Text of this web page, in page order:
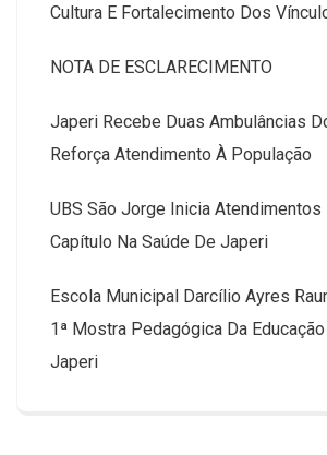
Cultura E Fortalecimento Dos
NOTA DE ESCLARECIMENTO
Japeri Recebe Duas Ambulâncias
Reforça Atendimento À População
UBS São Jorge Inicia Atendimentos
Capítulo Na Saúde De Japeri
Escola Municipal Darcílio Ayres
1ª Mostra Pedagógica Da
Japeri